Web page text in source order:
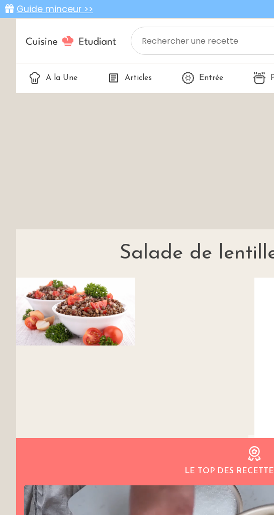
Guide minceur >>
A la Une Articles Entrée
Salade de
LE TOP DES